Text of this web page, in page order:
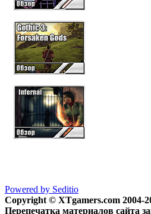
Powered by Seditio
Copyright © XTgamers.com 2004-
Перепечатка материалов сайта